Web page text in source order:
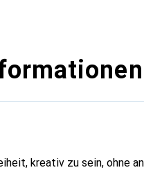
kreativ zu sein, ohne